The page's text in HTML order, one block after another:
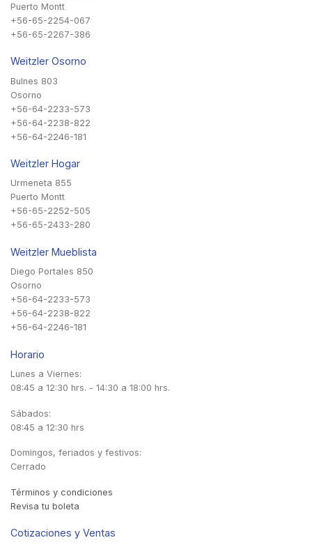
Puerto Montt
+56-65-2254-067
+56-65-2267-386
Weitzler Osorno
Bulnes 803
Osorno
+56-64-2233-573
+56-64-2238-822
+56-64-2246-181
Weitzler Hogar
Urmeneta 855
Puerto Montt
+56-65-2252-505
+56-65-2433-280
Weitzler Mueblista
Diego Portales 850
Osorno
+56-64-2233-573
+56-64-2238-822
+56-64-2246-181
Horario
Lunes a Viernes:
08:45 a 12:30 hrs. - 14:30 a 18:00 hrs.
Sábados:
08:45 a 12:30 hrs
Domingos, feriados y festivos:
Cerrado
Términos y condiciones
Revisa tu boleta
Cotizaciones y Ventas